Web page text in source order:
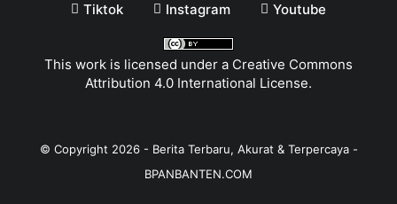
Tiktok
Instagram Youtube
This work is licensed under a Creative Commons
Attribution 4.0 International License.
© Copyright 2026- Berita Terbaru, Akurat & Terpercaya -
BPANBANTEN.COM